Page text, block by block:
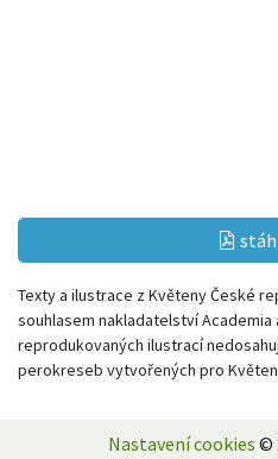
Texty a ilustrace z Květeny České
souhlasem nakladatelství
reprodukovaných ilustrací
perokreseb vytvořených pro
Nastavení cookies ©